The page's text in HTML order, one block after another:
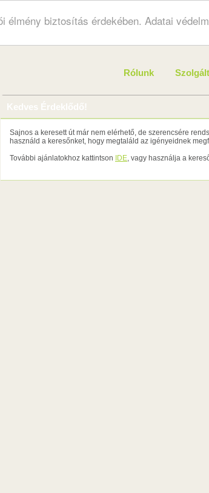
élmény biztosítás érdekében. Adatai
Rólunk
Kedves Érdeklődő!
Sajnos a keresett út már nem elérhető, de szerencsére
használd a keresőnket, hogy megtaláld az igényeidnek
További ajánlatokhoz kattintson
IDE, vagy használja a